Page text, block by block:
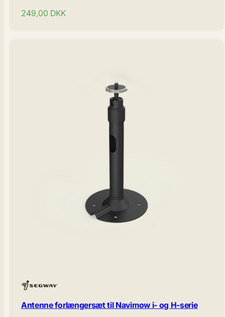
Normal
249,00 DKK
Antenne forlængersæt til Navimow i- og H-serie